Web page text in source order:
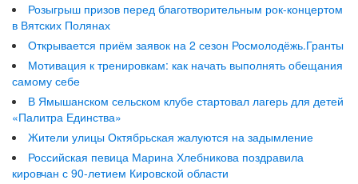
Розыгрыш призов перед благотворительным рок-концертом
в Вятских Полянах
Открывается приём заявок на 2 сезон Росмолодёжь.Гранты
Мотивация к тренировкам: как начать выполнять обещания
самому себе
В Ямышанском сельском клубе стартовал лагерь для детей
«Палитра Единства»
Жители улицы Октябрьская жалуются на задымление
Российская певица Марина Хлебникова поздравила
кировчан с 90-летием Кировской области